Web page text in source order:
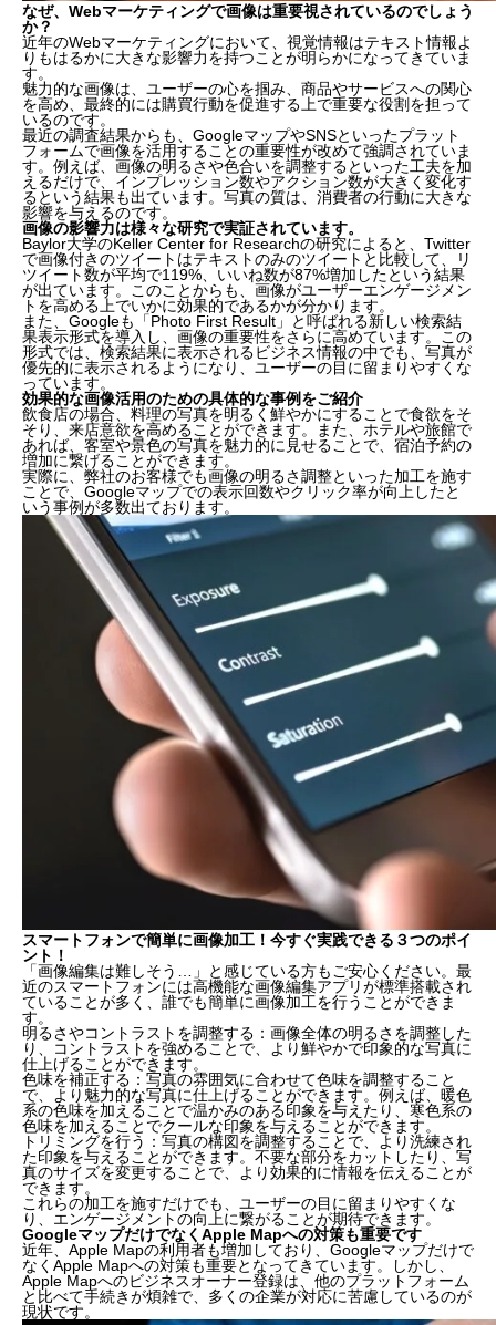
なぜ、Webマーケティングで画像は重要視されているのでしょう
か？
近年のWebマーケティングにおいて、視覚情報はテキスト情報よ
りもはるかに大きな影響力を持つことが明らかになってきていま
す。
魅力的な画像は、ユーザーの心を掴み、商品やサービスへの関心
を高め、最終的には購買行動を促進する上で重要な役割を担って
いるのです。
最近の調査結果からも、GoogleマップやSNSといったプラット
フォームで画像を活用することの重要性が改めて強調されていま
す。例えば、画像の明るさや色合いを調整するといった工夫を加
えるだけで、インプレッション数やアクション数が大きく変化す
るという結果も出ています。写真の質は、消費者の行動に大きな
影響を与えるのです。
画像の影響力は様々な研究で実証されています。
Baylor大学のKeller Center for Researchの研究によると、Twitter
で画像付きのツイートはテキストのみのツイートと比較して、リ
ツイート数が平均で119%、いいね数が87%増加したという結果
が出ています。このことからも、画像がユーザーエンゲージメン
トを高める上でいかに効果的であるかが分かります。
また、Googleも「Photo First Result」と呼ばれる新しい検索結
果表示形式を導入し、画像の重要性をさらに高めています。この
形式では、検索結果に表示されるビジネス情報の中でも、写真が
優先的に表示されるようになり、ユーザーの目に留まりやすくな
っています。
効果的な画像活用のための具体的な事例をご紹介
飲食店の場合、料理の写真を明るく鮮やかにすることで食欲をそ
そり、来店意欲を高めることができます。また、ホテルや旅館で
あれば、客室や景色の写真を魅力的に見せることで、宿泊予約の
増加に繋げることができます。
実際に、弊社のお客様でも画像の明るさ調整といった加工を施す
ことで、Googleマップでの表示回数やクリック率が向上したと
いう事例が多数出ております。
スマートフォンで簡単に画像加工！今すぐ実践できる３つのポイ
ント！
「画像編集は難しそう…」と感じている方もご安心ください。最
近のスマートフォンには高機能な画像編集アプリが標準搭載され
ていることが多く、誰でも簡単に画像加工を行うことができま
す。
明るさやコントラストを調整する：画像全体の明るさを調整した
り、コントラストを強めることで、より鮮やかで印象的な写真に
仕上げることができます。
色味を補正する：写真の雰囲気に合わせて色味を調整すること
で、より魅力的な写真に仕上げることができます。例えば、暖色
系の色味を加えることで温かみのある印象を与えたり、寒色系の
色味を加えることでクールな印象を与えることができます。
トリミングを行う：写真の構図を調整することで、より洗練され
た印象を与えることができます。不要な部分をカットしたり、写
真のサイズを変更することで、より効果的に情報を伝えることが
できます。
これらの加工を施すだけでも、ユーザーの目に留まりやすくな
り、エンゲージメントの向上に繋がることが期待できます。
GoogleマップだけでなくApple Mapへの対策も重要です
近年、Apple Mapの利用者も増加しており、Googleマップだけで
なくApple Mapへの対策も重要となってきています。しかし、
Apple Mapへのビジネスオーナー登録は、他のプラットフォーム
と比べて手続きが煩雑で、多くの企業が対応に苦慮しているのが
現状です。